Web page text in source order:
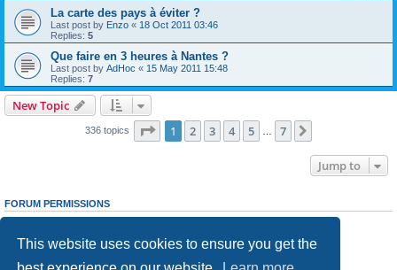
This website uses cookies to ensure you get the
La carte des pays à éviter ?
Last post by Enzo « 18 Oct 2011 03:46
Replies: 5
Que faire en 3 heures à Nantes ?
Last post by AdHoc « 15 May 2011 15:48
Replies: 7
New Topic
336 topics Page 1of 7
1 2 3 4 5 7
Jump to
FORUM PERMISSIONS
Youcannotpost new topics in this forum
cannotedit your posts in this forum